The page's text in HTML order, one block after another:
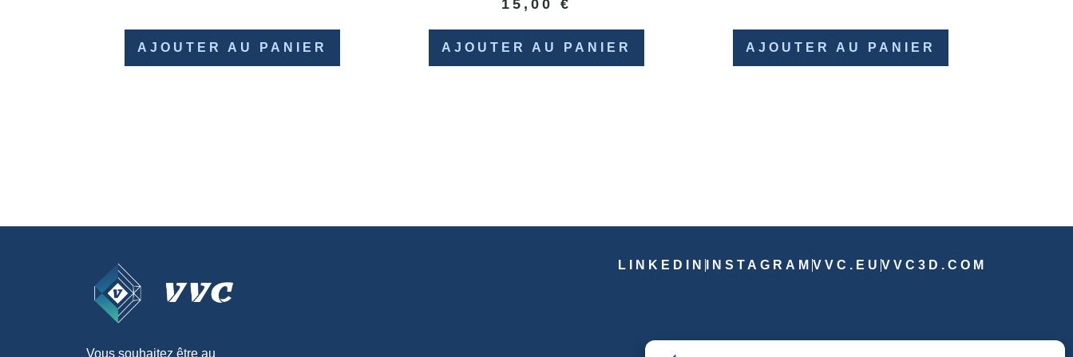
AJOUTER AU PANIER
15,00 €
AJOUTER AU PANIER AJOUTER AU PANIER
Vous souhaitez être au
LINKEDIN INSTAGRAM VVC.EU VVC3D.COM